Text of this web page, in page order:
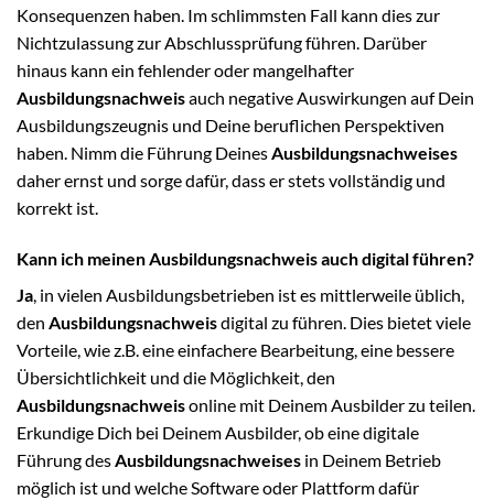
Konsequenzen haben. Im schlimmsten Fall kann dies zur
Nichtzulassung zur Abschlussprüfung führen. Darüber
hinaus kann ein fehlender oder mangelhafter
Ausbildungsnachweisauch negative Auswirkungen auf Dein
Ausbildungszeugnis und Deine beruflichen Perspektiven
haben. Nimm die Führung DeinesAusbildungsnachweises
daher ernst und sorge dafür, dass er stets vollständig und
korrekt ist.
Kann ich meinen Ausbildungsnachweis auch digital führen?
Ja, in vielen Ausbildungsbetrieben ist es mittlerweile üblich,
den Ausbildungsnachweisdigital zu führen. Dies bietet viele
Vorteile, wie z.B. eine einfachere Bearbeitung, eine bessere
Übersichtlichkeit und die Möglichkeit, den
Ausbildungsnachweisonline mit Deinem Ausbilder zu teilen.
Erkundige Dich bei Deinem Ausbilder, ob eine digitale
Führung desAusbildungsnachweises in Deinem Betrieb
möglich ist und welche Software oder Plattform dafür